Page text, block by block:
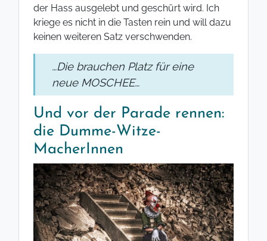
der Hass ausgelebt und geschürt wird. Ich
kriege es nicht in die Tasten rein und will dazu
keinen weiteren Satz verschwenden.
…Die brauchen Platz für eine
neue MOSCHEE…
Und vor der Parade rennen:
die Dumme-Witze-
MacherInnen